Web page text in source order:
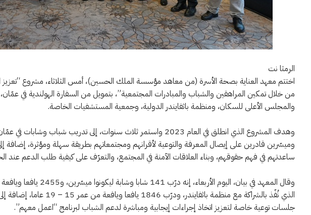
الرمثا نت‏
‏اختتم معهد العناية بصحة الأسرة (من معاهد مؤسسة الملك الحسين)، أمس الثلاثاء، مشروع “تعزيز
من خلال تمكين المراهقين والشباب والمبادرات المجتمعية”، بتمويل من السفارة الهولندية في
والمجلس الأعلى للسكان، ومنظمة باثفايندر الدولية، وجمعية المستشفيات الخاصة.
‏وهدف المشروع الذي انطلق في العام 2023 واستمر ثلاث سنوات، إلى تدريب
وميسّرين قادرين على إيصال المعرفة والتوعية لأقرانهم ومجتمعاتهم بطريقة سهلة ومؤثرة، إضافة
ساعدتهم في فهم حقوقهم، وبناء العلاقات الآمنة في المجتمع، والتعرّف على كيفية طلب الدعم عند
جلسات توعية خاصة لتعزيز اتخاذ إجراءات إيجابية ومباشرة لدعم الشباب لبرنامج “اعمل معهم”.